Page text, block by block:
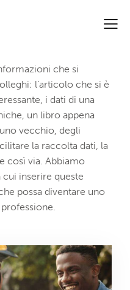
che si
l’articolo che si è
i dati di una
un libro appena
vecchio, degli
la raccolta dati, la
così via. Abbiamo
inserire queste
possa diventare uno